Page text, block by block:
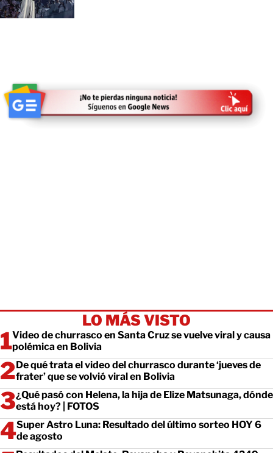
LO MÁS VISTO
Video de churrasco en Santa Cruz se vuelve viral y causa
polémica en Bolivia
De qué trata el video del churrasco durante ‘jueves de
frater’ que se volvió viral en Bolivia
¿Qué pasó con Helena, la hija de Elize Matsunaga, dónde
está hoy? | FOTOS
Super Astro Luna: Resultado del último sorteo HOY 6
de agosto